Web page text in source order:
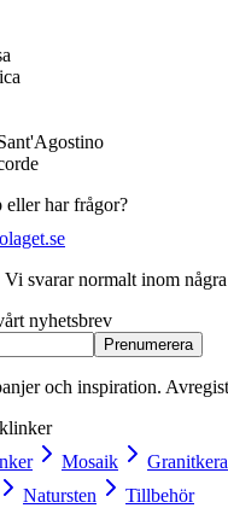
har frågor?
svarar normalt inom
nyhetsbrev
Prenumerera
och inspiration.
Mosaik
Natursten
Tillbehör